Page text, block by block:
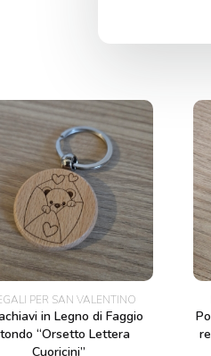
PER SAN VALENTINO
in Legno di Faggio
“Orsetto Lettera
Cuoricini”